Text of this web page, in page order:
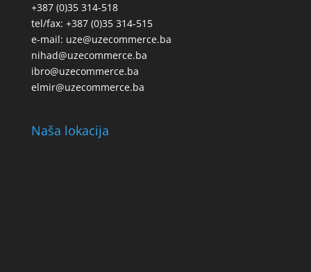
+387 (0)35 314-518
tel/fax: +387 (0)35 314-515
e-mail: uze@uzecommerce.ba
nihad@uzecommerce.ba
ibro@uzecommerce.ba
elmir@uzecommerce.ba
Naša lokacija